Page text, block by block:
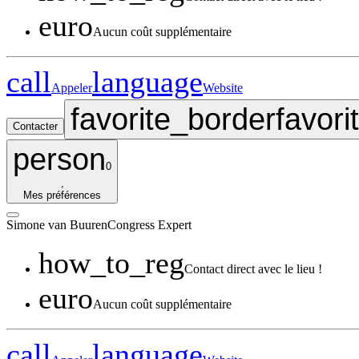
euroAucun coût supplémentaire
callAppelerlanguageWebsite
Contacter favorite_border
person0
,
Mes préférences
Simone van BuurenCongress Expert
how_to_regContact direct avec le lieu !
euroAucun coût supplémentaire